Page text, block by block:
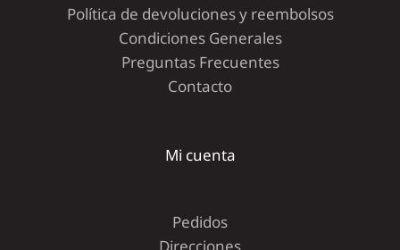
Política de devoluciones y reembolsos
Condiciones Generales
Preguntas Frecuentes
Contacto
Mi cuenta
Pedidos
Direcciones